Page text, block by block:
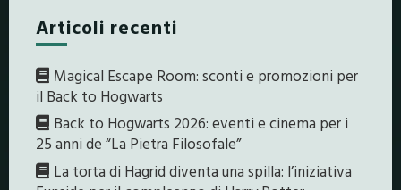
Articoli recenti
Magical Escape Room: sconti e promozioni per
il Back to Hogwarts
Back to Hogwarts 2026: eventi e cinema per i
25 anni de “La Pietra Filosofale”
La torta di Hagrid diventa una spilla: l’iniziativa